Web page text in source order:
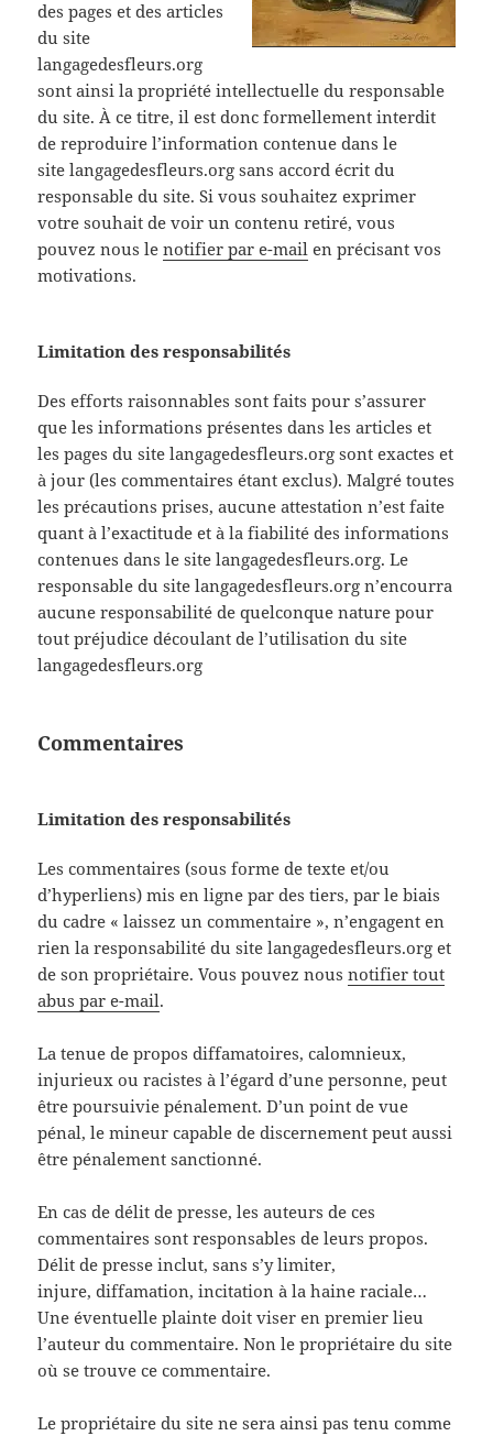
des pages et des articles
du site
langagedesfleurs.org
sont ainsi la propriété intellectuelle du responsable
du site. À ce titre, il est donc formellement interdit
de reproduire l’information contenue dans le
site langagedesfleurs.org sans accord écrit du
responsable du site. Si vous souhaitez exprimer
votre souhait de voir un contenu retiré, vous
pouvez nous lenotifier par e-mail en précisant vos
motivations.
Limitation des responsabilités
Des efforts raisonnables sont faits pour s’assurer
que les informations présentes dans les articles et
les pages du site langagedesfleurs.org sont exactes et
à jour (les commentaires étant exclus). Malgré toutes
les précautions prises, aucune attestation n’est faite
quant à l’exactitude et à la fiabilité des informations
contenues dans le site langagedesfleurs.org. Le
responsable du site langagedesfleurs.org n’encourra
aucune responsabilité de quelconque nature pour
tout préjudice découlant de l’utilisation du site
langagedesfleurs.org
Commentaires
Limitation des responsabilités
Les commentaires (sous forme de texte et/ou
d’hyperliens) mis en ligne par des tiers, par le biais
du cadre « laissez un commentaire », n’engagent en
rien la responsabilité du site langagedesfleurs.org et
de son propriétaire. Vous pouvez nousnotifier tout
abus par e-mail.
La tenue de propos diffamatoires, calomnieux,
injurieux ou racistes à l’égard d’une personne, peut
être poursuivie pénalement. D’un point de vue
pénal, le mineur capable de discernement peut aussi
être pénalement sanctionné.
En cas de délit de presse, les auteurs de ces
commentaires sont responsables de leurs propos.
Délit de presse inclut, sans s’y limiter,
injure, diffamation, incitation à la haine raciale…
Une éventuelle plainte doit viser en premier lieu
l’auteur du commentaire. Non le propriétaire du site
où se trouve ce commentaire.
Le propriétaire du site ne sera ainsi pas tenu comme